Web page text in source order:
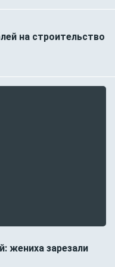
на строительство
жениха зарезали